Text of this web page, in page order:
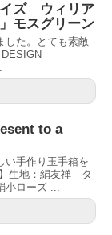
ズ ウィリア
モスグリーン
した。とても素敵
to a
い手作り玉手箱を
生地：絹友禅 タ
ローズ ...